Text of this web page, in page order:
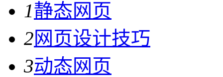
1静态网页
2网页设计技巧
3动态网页